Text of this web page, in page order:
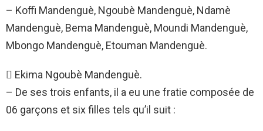
– Koffi Mandenguè, Ngoubè Mandenguè, Ndamè
Mandenguè, Bema Mandenguè, Moundi Mandenguè,
Mbongo Mandenguè, Etouman Mandenguè.
 Ekima Ngoubè Mandenguè.
– De ses trois enfants, il a eu une fratie composée de
06 garçons et six filles tels qu’il suit :